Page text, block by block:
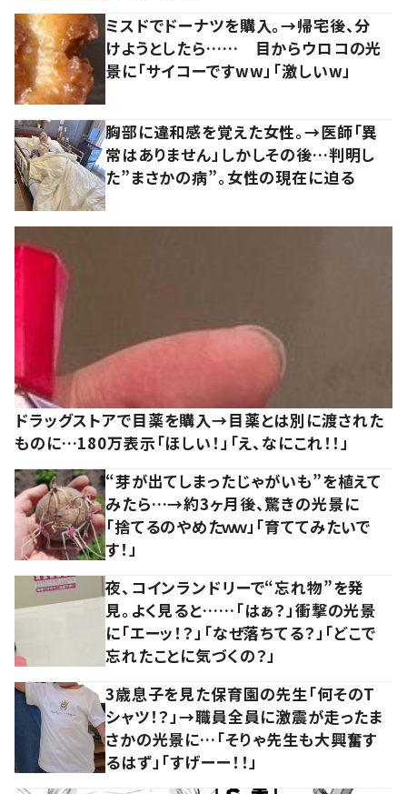
ミスドでドーナツを購入。→帰宅後、分
けようとしたら…… 目からウロコの光
景に「サイコーですww」「激しいw」
胸部に違和感を覚えた女性。→医師「異
常はありません」しかしその後…判明し
た”まさかの病”。女性の現在に迫る
ドラッグストアで目薬を購入→目薬とは別に渡された
ものに…180万表示「ほしい！」「え、なにこれ！！」
“芽が出てしまったじゃがいも”を植えて
みたら…→約3ヶ月後、驚きの光景に
「捨てるのやめたｗｗ」「育ててみたいで
す！」
夜、コインランドリーで“忘れ物”を発
見。よく見ると……「はぁ？」衝撃の光景
に「エーッ！？」「なぜ落ちてる？」「どこで
忘れたことに気づくの？」
3歳息子を見た保育園の先生「何そのT
シャツ！？」→職員全員に激震が走ったま
さかの光景に…「そりゃ先生も大興奮す
るはず」「すげーー！！」